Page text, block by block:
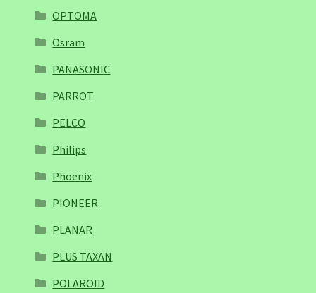
OPTOMA
Osram
PANASONIC
PARROT
PELCO
Philips
Phoenix
PIONEER
PLANAR
PLUS TAXAN
POLAROID